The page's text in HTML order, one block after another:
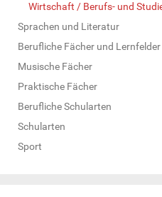
Wirtschaft / Berufs- und
Sprachen und Literatur
Berufliche Fächer und Lernfelder
Musische Fächer
Praktische Fächer
Berufliche Schularten
Schularten
Sport